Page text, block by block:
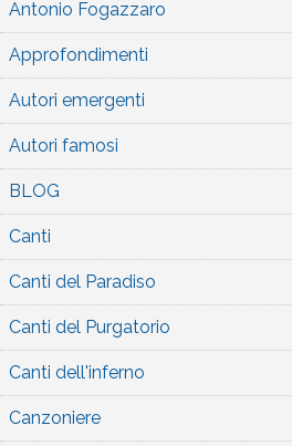
Antonio Fogazzaro
Approfondimenti
Autori emergenti
Autori famosi
BLOG
Canti
Canti del Paradiso
Canti del Purgatorio
Canti dell'inferno
Canzoniere